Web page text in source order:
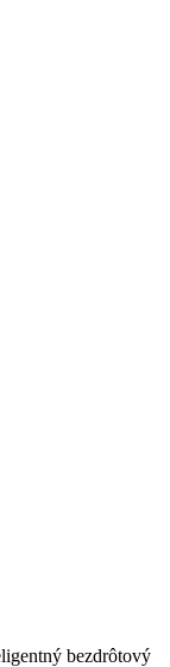
bezdrôtový